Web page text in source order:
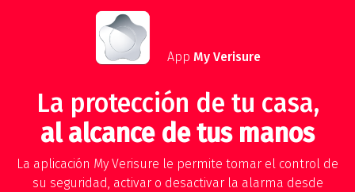
App My Verisure
La protección de tu casa,
al alcance de tus manos
La aplicación My Verisure le permite tomar el control de
su seguridad, activar o desactivar la alarma desde